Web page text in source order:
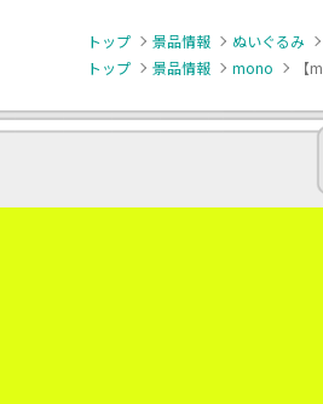
トップ 景品情報 ぬいぐるみ
トップ
景品情報 mono 【